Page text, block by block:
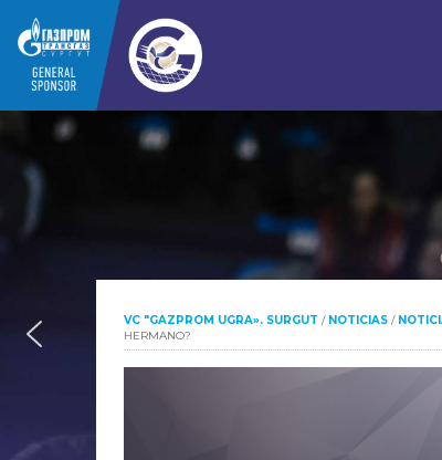
VC "GAZPROM UGRA». SURGUT / NOTICIAS /
HERMANO?